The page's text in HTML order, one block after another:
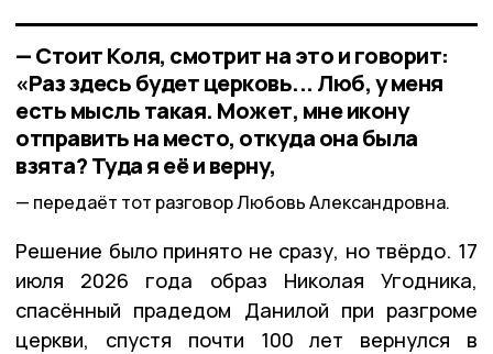
— Стоит Коля, смотрит на это и говорит:
«Раз здесь будет церковь... Люб, у меня
есть мысль такая. Может, мне икону
отправить на место, откуда она была
взята? Туда я её и верну,
передаёт тот разговор Любовь Александровна.
Решение было принято не сразу, но твёрдо. 17
июля 2026 года образ Николая Угодника,
спасённый прадедом Данилой при разгроме
церкви, спустя почти 100 лет вернулся в